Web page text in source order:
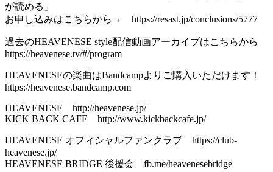
が読める」
お申し込みはこちらから→ https://resast.jp/conclusions/5777
過去のHEAVENESE style配信動画アーカイブはこちらから
https://heavenese.tv/#/program
HEAVENESEの楽曲はBandcampよりご購入いただけます！
https://heavenese.bandcamp.com
HEAVENESE http://heavenese.jp/
KICK BACK CAFE http://www.kickbackcafe.jp/
HEAVENESE オフィシャルファンクラブ https://club-
heavenese.jp/
HEAVENESE BRIDGE 後援会 fb.me/heavenesebridge